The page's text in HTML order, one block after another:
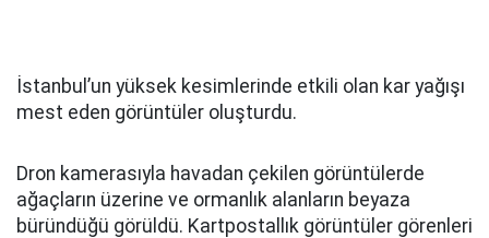
İstanbul’un yüksek kesimlerinde etkili olan kar yağışı
mest eden görüntüler oluşturdu.
Dron kamerasıyla havadan çekilen görüntülerde
ağaçların üzerine ve ormanlık alanların beyaza
büründüğü görüldü. Kartpostallık görüntüler görenleri